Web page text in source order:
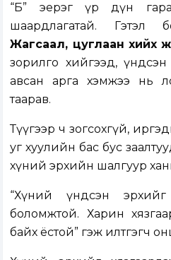
“Б” эерэг үр дүн
шаардлагатай. Гэтэл
Жагсаал, цуглаан хийх
зорилго хийгээд, үндсэн
авсан арга хэмжээ нь
таарав.
Түүгээр ч зогсохгүй,
уг хуулийн бас бус
хүний эрхийн шалгуур
“Хүний үндсэн эрхийг
боломжтой. Харин
байх ёстой” гэж илтгэгч